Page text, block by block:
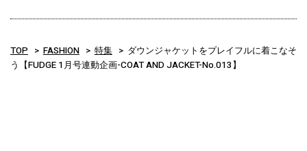
TOP FASHION 特集
ダウンジャケットをプレイフルに着こなそ
う【FUDGE 1月号連動企画-COAT AND JACKET-No.013】